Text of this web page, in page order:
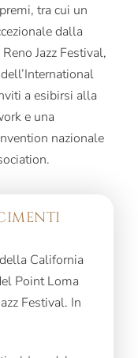
tra cui un
dalla
Jazz Festival,
a esibirsi alla
e una
nazionale
California
Point Loma
Festival. In